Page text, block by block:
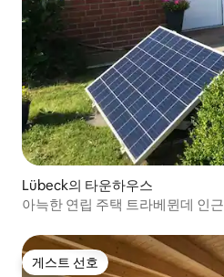
Lübeck의 타운하우스
아늑한 연립 주택 트라베뮌데 인근
게스트 선호
게스트 선호